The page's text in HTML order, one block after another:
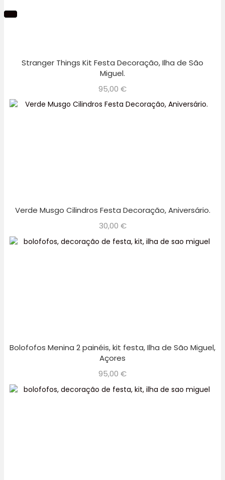
Stranger Things Kit Festa Decoração, Ilha de São
Miguel.
95,00 €
Verde Musgo Cilindros Festa Decoração, Aniversário.
30,00 €
Bolofofos Menina 2 painéis, kit festa, Ilha de São Miguel,
Açores
95,00 €